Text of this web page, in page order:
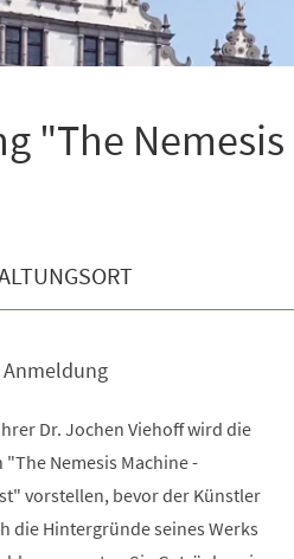
"The
Dr. Jochen Viehoff wird die
Nemesis Machine -
vorstellen, bevor der Künstler
die Hintergründe seines Werks